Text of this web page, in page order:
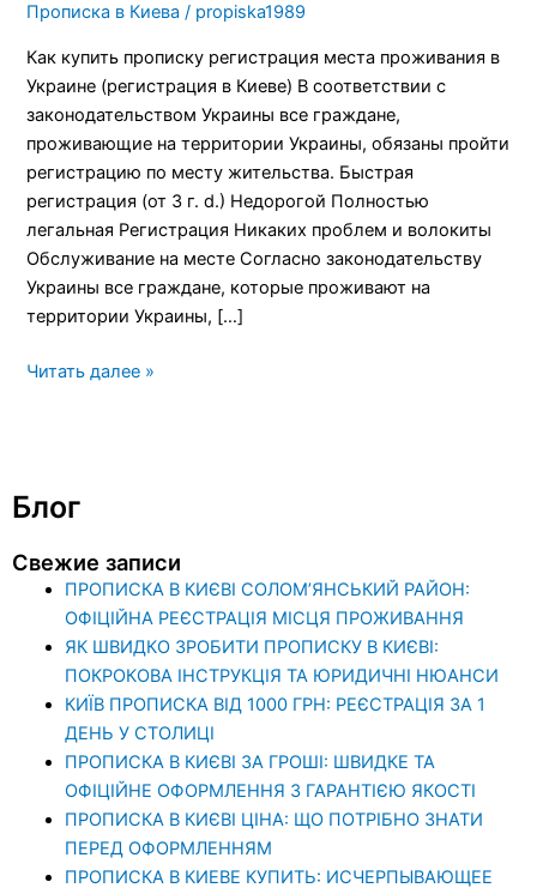
Прописка в Киева / propiska1989
Как купить прописку регистрация места проживания в
Украине (регистрация в Киеве) В соответствии с
законодательством Украины все граждане,
проживающие на территории Украины, обязаны пройти
регистрацию по месту жительства. Быстрая
регистрация (от 3 г. d.) Недорогой Полностью
легальная Регистрация Никаких проблем и волокиты
Обслуживание на месте Согласно законодательству
Украины все граждане, которые проживают на
территории Украины, […]
в
Звоните!
Читать далее »
Блог
Свежие записи
ПРОПИСКА В КИЄВІ СОЛОМ’ЯНСЬКИЙ РАЙОН:
ОФІЦІЙНА РЕЄСТРАЦІЯ МІСЦЯ ПРОЖИВАННЯ
ЯК ШВИДКО ЗРОБИТИ ПРОПИСКУ В КИЄВІ:
ПОКРОКОВА ІНСТРУКЦІЯ ТА ЮРИДИЧНІ НЮАНСИ
КИЇВ ПРОПИСКА ВІД 1000 ГРН: РЕЄСТРАЦІЯ ЗА 1
ДЕНЬ У СТОЛИЦІ
ПРОПИСКА В КИЄВІ ЗА ГРОШІ: ШВИДКЕ ТА
ОФІЦІЙНЕ ОФОРМЛЕННЯ З ГАРАНТІЄЮ ЯКОСТІ
ПРОПИСКА В КИЄВІ ЦІНА: ЩО ПОТРІБНО ЗНАТИ
ПЕРЕД ОФОРМЛЕННЯМ
ПРОПИСКА В КИЕВЕ КУПИТЬ: ИСЧЕРПЫВАЮЩЕЕ